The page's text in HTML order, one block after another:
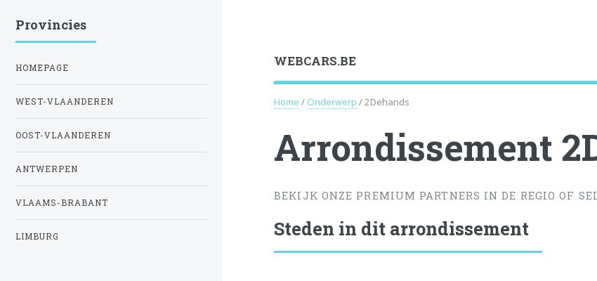
WEBCARS.BE
Home / Onderwerp / 2Dehands
Arrondissement
BEKIJK ONZE PREMIUM PARTNERS IN DE REGIO OF
Steden in dit arrondissement
Provincies
HOMEPAGE
WEST-VLAANDEREN
OOST-VLAANDEREN
ANTWERPEN
VLAAMS-BRABANT
LIMBURG